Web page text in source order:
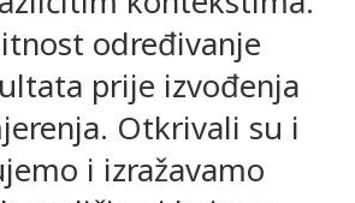
određivanje
prije izvođenja
Otkrivali su i
i izražavamo